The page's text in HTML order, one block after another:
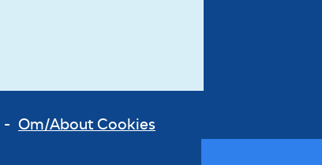
- Om/About Cookies